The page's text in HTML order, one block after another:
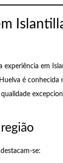
experiência em
é conhecida
se: